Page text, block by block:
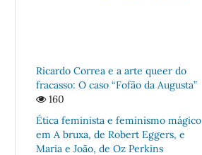
Ricardo Correa e a arte queer do
fracasso: O caso “Fofão da Augusta”
160
Ética feminista e feminismo mágico
em A bruxa, de Robert Eggers, e
Maria e João, de Oz Perkins